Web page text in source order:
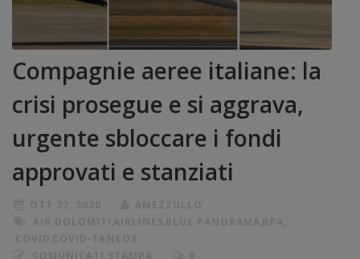
Compagnie aeree italiane: la
crisi prosegue e si aggrava,
urgente sbloccare i fondi
approvati e stanziati